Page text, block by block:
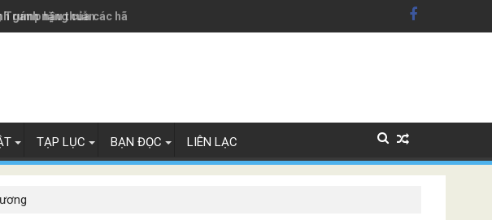
gánh nặng của các hãng xe Đức
Trump hậu thuẫn
TẠP LỤC BẠN ĐỌC LIÊN LẠC